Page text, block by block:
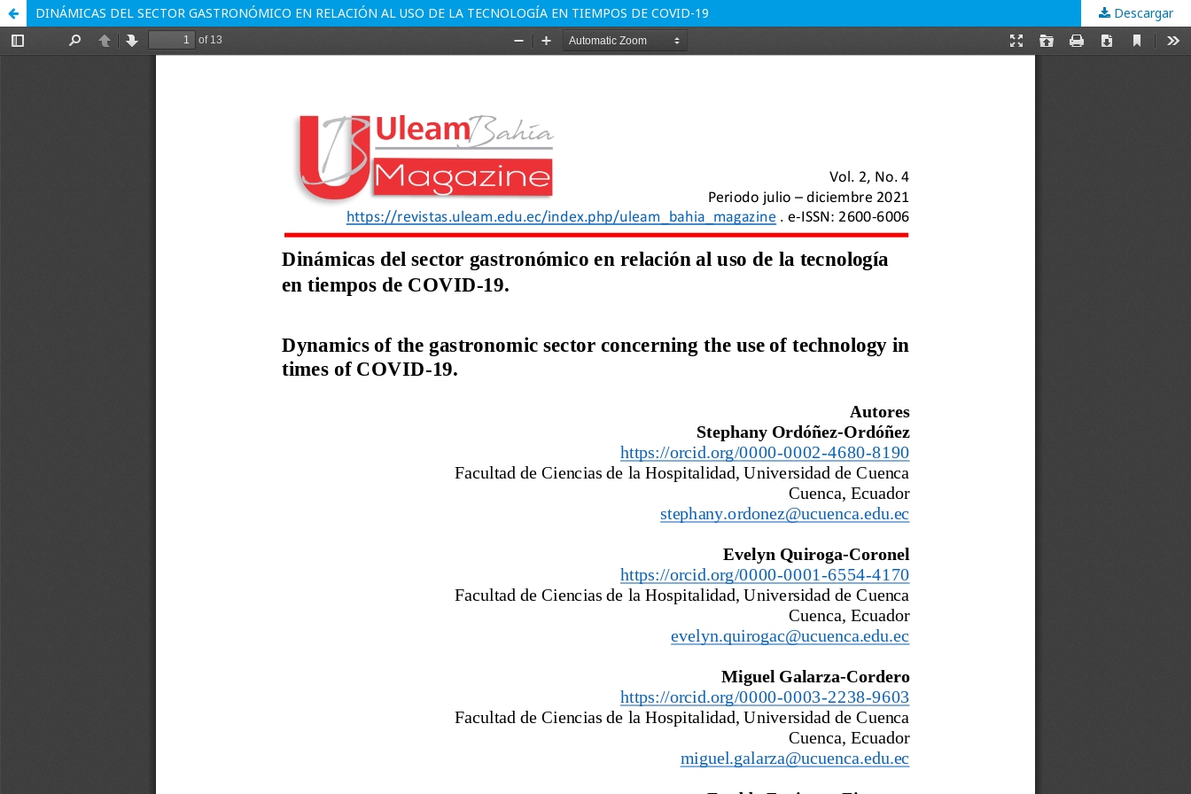
DINÁMICAS DEL SECTOR GASTRONÓMICO EN RELACIÓN AL USO DE LA TECNOLOGÍA EN TIEMPOS DE COVID-19 Descargar